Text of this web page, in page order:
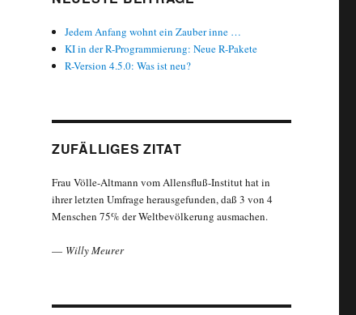
Jedem Anfang wohnt ein Zauber inne …
KI in der R-Programmierung: Neue R-Pakete
R-Version 4.5.0: Was ist neu?
ZUFÄLLIGES ZITAT
Frau Völle-Altmann vom Allensfluß-Institut hat in
ihrer letzten Umfrage herausgefunden, daß 3 von 4
Menschen 75% der Weltbevölkerung ausmachen.
— Willy Meurer